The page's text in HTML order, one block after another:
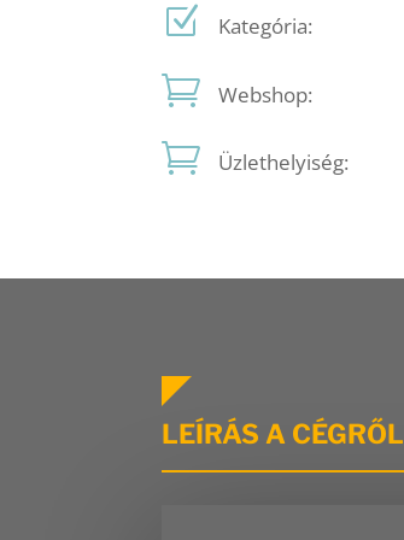
Kategória:
Webshop:
Üzlethelyiség:
LEÍRÁS A CÉGRŐL